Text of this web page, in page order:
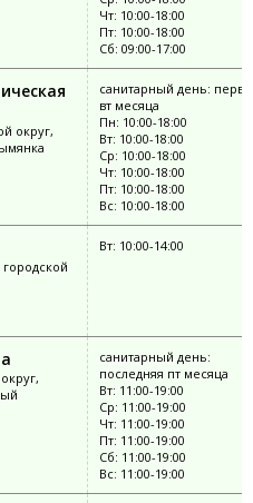
Чт: 10:00-18:00
Пт: 10:00-18:00
Сб: 09:00-17:00
округ,
санитарный день:
вт месяца
Пн: 10:00-18:00
Вт: 10:00-18:00
Ср: 10:00-18:00
Чт: 10:00-18:00
Пт: 10:00-18:00
Вс: 10:00-18:00
Вт: 10:00-14:00
санитарный день:
последняя пт месяца
Вт: 11:00-19:00
Ср: 11:00-19:00
Чт: 11:00-19:00
Пт: 11:00-19:00
Сб: 11:00-19:00
Вс: 11:00-19:00